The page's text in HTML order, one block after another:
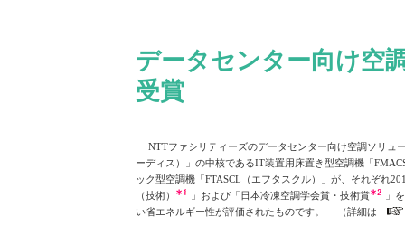
データセンター向け空
受賞
NTTファシリティーズのデータセンター向け空調ソリュ
ーディス）」の中核であるIT装置用床置き型空調機「
ック型空調機「FTASCL（エフタスクル）」が、それぞれ
（技術）
」および「日本冷凍空調学会賞・技術賞
」
い省エネルギー性が評価されたものです。 （詳細は